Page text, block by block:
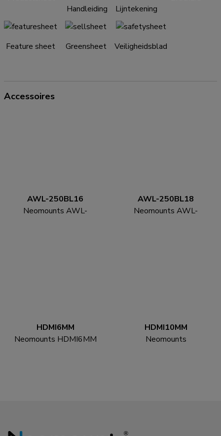
Handleiding
Lijntekening
Feature sheet Greensheet Veiligheidsblad
Accessoires
AWL-250BL16
Neomounts AWL-
AWL-250BL18
Neomounts AWL-
HDMI6MM
Neomounts HDMI6MM
HDMI10MM
Neomounts